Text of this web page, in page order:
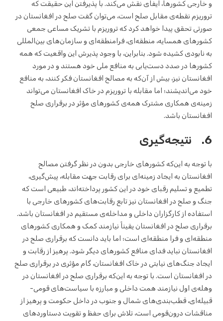
و خارجی کشورها، ایفای نقش می‌کند. با پذیرفتن این حقیقت که
تروریزم نقطه‌ی مقابل صلح است، می‌توان گفت صلح در افغانستان در
صورتی تحقق پیدا خواهد کرد که تروریزم با تشریک مساعی جمعی
کشورهای همسایه، منطقه‌ای، فرامنطقه‌ای و سازمان‌های بین‌المللی
به نابودی کشیده شود. بنابراین، با وجود پذیرش این واقعیت که همه
کشورها در صدد دست‌یابی به منافع ملی خود هستند و در مورد
افغانستان نیز، بیش از آن‌که به مصالح افغانستان فکر کنند، به منافع
خود می‌اندیشند؛ اما مقابله با تروریزم در خاک افغانستان می‌تواند
زمینه‌ی همکاری مشترک همه‌ی کشورهای مؤثر در برقراری صلح
افغانستان باشد.
6. نتیجه‌گیری
با توجه به این‌که کشورهای خارجی بدون در نظر گرفتن مصالح
افغانستان به ایجاد زمینه‌ای برای رقابت جهت مقابله، پیش‌گیری،
تطمیع و تسلیم رقبای خود در این کشور پرداخته‌اند، طبیعی است که
جنگ و صلح در افغانستان نیز تابع رقابت‌های کشورهای خارجی با
استفاده از کارگزاران داخلی و مداخله‌ی مستقیم در افغانستان باشد.
برقراری صلح در افغانستان یقیناً نیازمند کمک و همکاری کشورهای
منطقه‌ای و فرا منطقه‌ای است؛ اما باید دانست که برقراری صلح در
افغانستان نباید فدای منافع کشورهای دیگر شود. پرهیز از رقابت و
ایجاد جنگ‌های نیابتی در خاک افغانستان، گام مؤثری در برقراری صلح
در افغانستان است. با توجه به این‌که برقراری صلح در افغانستان در
وهله‌ی اول نیازمند همت داخلی و مبارزه با سیاست‌های قومی-
قبیله‌ای، قطب‌بندی‌های شمال و جنوب در داخل حکومت و پرهیز از
مناقشات درون‌قومی است، تلاش برای حفظ و تقویت دستاوردهای